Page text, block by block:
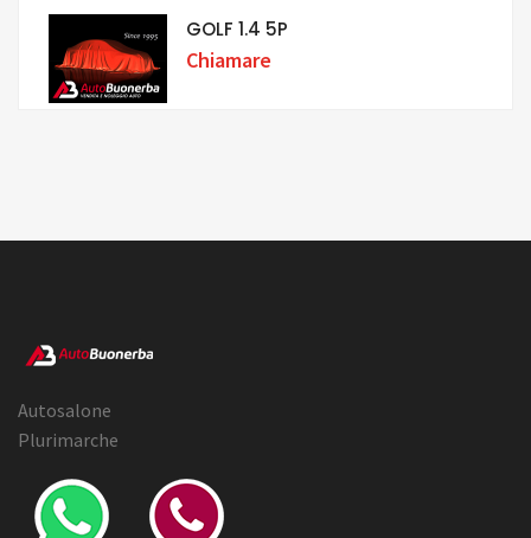
GOLF 1.4 5P
Chiamare
Autosalone
Plurimarche